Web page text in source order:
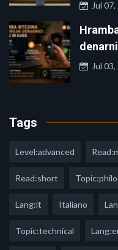
Jul
Jul
Tags
Level:advanced
Read:short
Lang:it Italiano
Topic:technical